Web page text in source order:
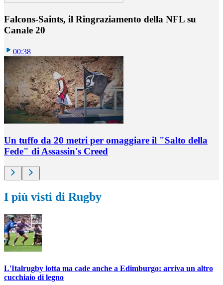
Falcons-Saints, il Ringraziamento della NFL su
Canale 20
00:38
Un tuffo da 20 metri per omaggiare il "Salto della
Fede" di Assassin's Creed
I più visti di Rugby
L'Italrugby lotta ma cade anche a Edimburgo: arriva un altro
cucchiaio di legno